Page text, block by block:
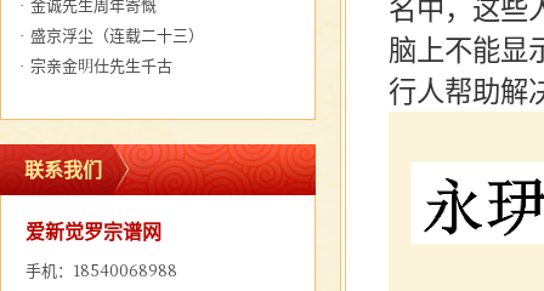
· 金诚先生周年寄慨
· 盛京浮尘（连载二十三）
· 宗亲金明仕先生千古
联系我们
爱新觉罗宗谱网
手机：18540068988
名中，这些
脑上不能显
行人帮助解